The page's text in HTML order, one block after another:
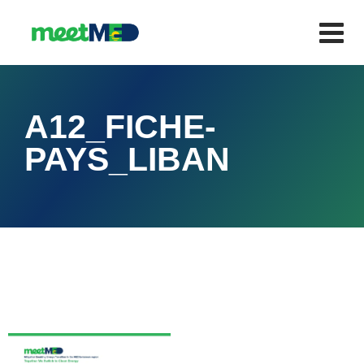
A12_FICHE-
PAYS_LIBAN